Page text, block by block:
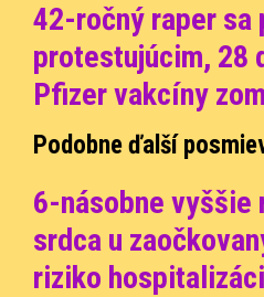
42-ročný raper sa
protestujúcim, 28
Pfizer vakcíny
Podobne ďalší
6-násobne vyššie
srdca u
riziko